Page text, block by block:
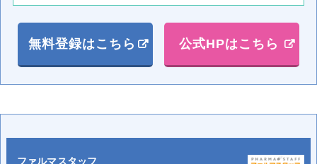
無料登録はこちら 公式HPはこちら
ファルマスタッフ